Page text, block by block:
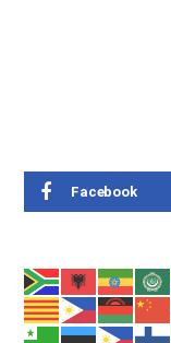
Facebook